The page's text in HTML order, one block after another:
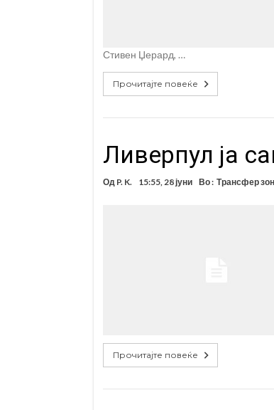
Стивен Џерард, …
Прочитајте повеќе
Ливерпул ја
Од P. K. 15:55, 28 јуни Во : Трансфер
Прочитајте повеќе